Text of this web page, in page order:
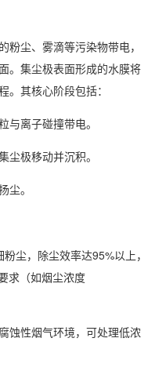
尘、雾滴等污染物带电，
。集尘极表面形成的水膜将
其核心阶段包括：
与离子碰撞带电。
尘极移动并沉积。
尘。
尘，除尘效率达95%以上，
求（如烟尘浓度
蚀性烟气环境，可处理低浓